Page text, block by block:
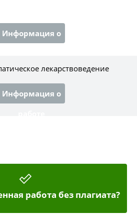
Информация о
лекарствоведение
Информация о
работа без плагиата?